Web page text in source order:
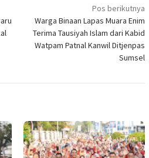
Pos berikutnya
Warga Binaan Lapas Muara Enim
Terima Tausiyah Islam dari Kabid
Watpam Patnal Kanwil Ditjenpas
Sumsel